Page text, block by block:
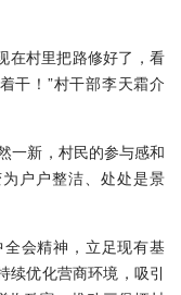
在村里把路修好了，看
干！”村干部李天霜介
一新，村民的参与感和
户户整洁、处处是景
会精神，立足现有基
续优化营商环境，吸引